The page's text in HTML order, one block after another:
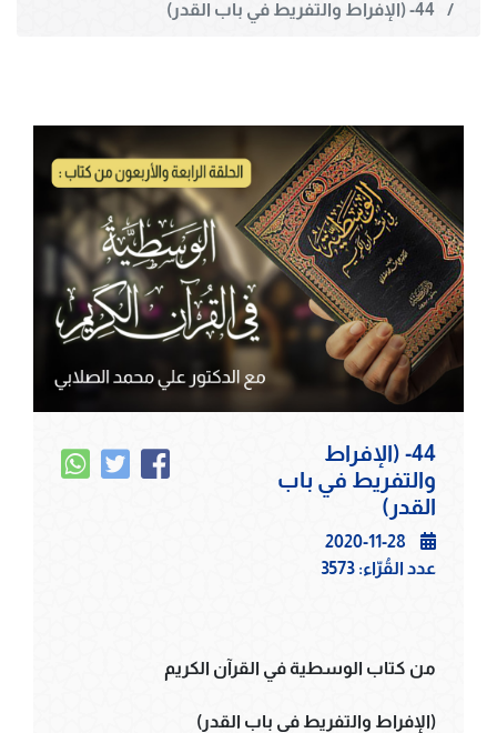
44- (الإفراط
والتفريط في باب
القدر)
2020-11-28
عدد القُرّاء: 3573
من كتاب الوسطية في القرآن الكريم
(الإفراط والتفريط في باب القدر)